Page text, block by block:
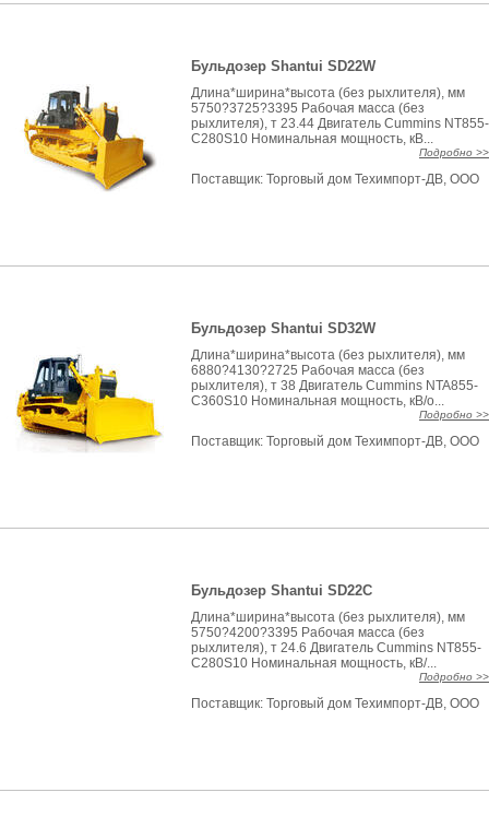
Бульдозер Shantui SD22W
Длина*ширина*высота (без рыхлителя), мм
5750?3725?3395 Рабочая масса (без
рыхлителя), т 23.44 Двигатель Cummins NT855-
C280S10 Номинальная мощность, кВ...
Подробно >>
Поставщик: Торговый дом Техимпорт-ДВ, ООО
Бульдозер Shantui SD32W
Длина*ширина*высота (без рыхлителя), мм
6880?4130?2725 Рабочая масса (без
рыхлителя), т 38 Двигатель Cummins NTA855-
C360S10 Номинальная мощность, кВ/о...
Подробно >>
Поставщик: Торговый дом Техимпорт-ДВ, ООО
Бульдозер Shantui SD22C
Длина*ширина*высота (без рыхлителя), мм
5750?4200?3395 Рабочая масса (без
рыхлителя), т 24.6 Двигатель Cummins NT855-
C280S10 Номинальная мощность, кВ/...
Подробно >>
Поставщик: Торговый дом Техимпорт-ДВ, ООО